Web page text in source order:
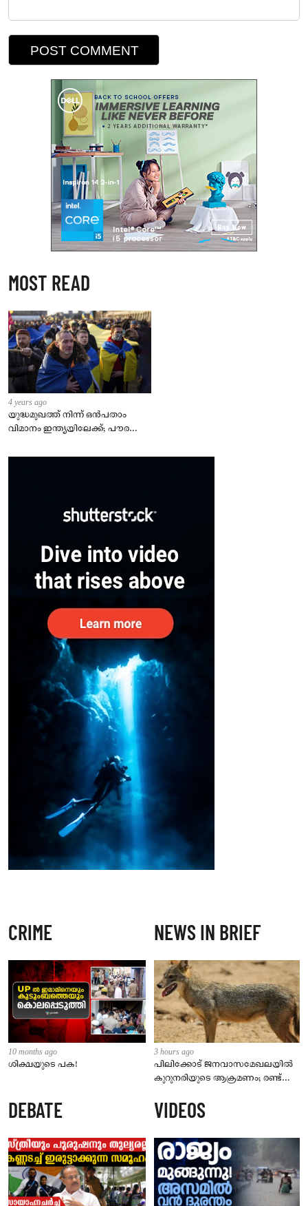
MOST READ
4 years ago
യുദ്ധമുഖത്ത് നിന്ന് ഒൻപതാം
വിമാനം ഇന്ത്യയിലേക്ക്; പൗരന്മാർ
– കേന്ദ്രം
CRIME
10 months ago
ശിക്ഷയുടെ പക!
NEWS IN BRIEF
3 hours ago
പിലിക്കോട് ജനവാസമേഖലയിൽ
കുറുനരിയുടെ ആക്രമണം; രണ്ട്
നിർദേശം നൽകി പഞ്ചായത്ത്
DEBATE VIDEOS